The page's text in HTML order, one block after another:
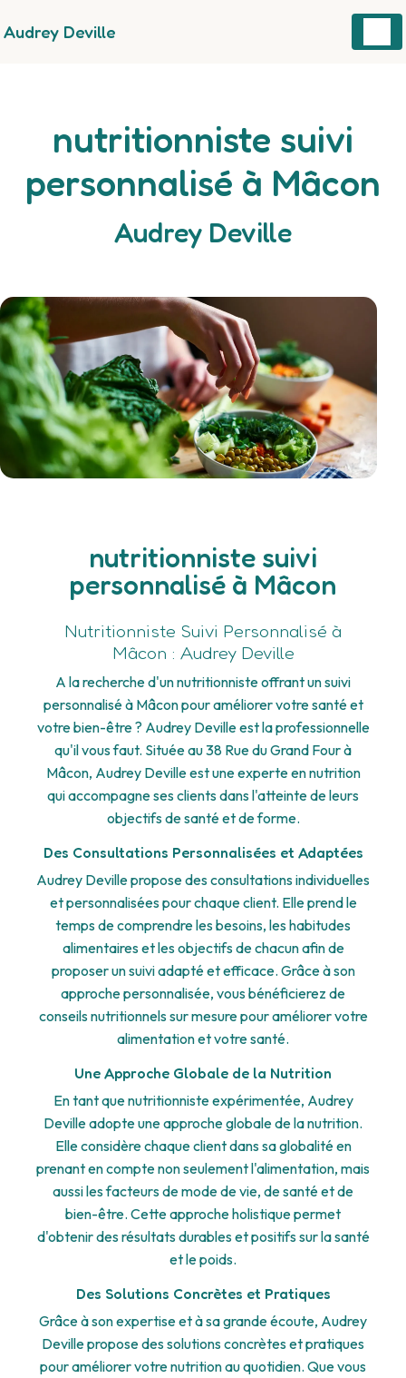
Audrey Deville
nutritionniste suivi
personnalisé à Mâcon
Audrey Deville
nutritionniste suivi
personnalisé à Mâcon
Nutritionniste Suivi Personnalisé à
Mâcon : Audrey Deville
A la recherche d'un nutritionniste offrant un suivi
personnalisé à Mâcon pour améliorer votre santé et
votre bien-être ? Audrey Deville est la professionnelle
qu'il vous faut. Située au 38 Rue du Grand Four à
Mâcon, Audrey Deville est une experte en nutrition
qui accompagne ses clients dans l'atteinte de leurs
objectifs de santé et de forme.
Des Consultations Personnalisées et Adaptées
Audrey Deville propose des consultations individuelles
et personnalisées pour chaque client. Elle prend le
temps de comprendre les besoins, les habitudes
alimentaires et les objectifs de chacun afin de
proposer un suivi adapté et efficace. Grâce à son
approche personnalisée, vous bénéficierez de
conseils nutritionnels sur mesure pour améliorer votre
alimentation et votre santé.
Une Approche Globale de la Nutrition
En tant que nutritionniste expérimentée, Audrey
Deville adopte une approche globale de la nutrition.
Elle considère chaque client dans sa globalité en
prenant en compte non seulement l'alimentation, mais
aussi les facteurs de mode de vie, de santé et de
bien-être. Cette approche holistique permet
d'obtenir des résultats durables et positifs sur la santé
et le poids.
Des Solutions Concrètes et Pratiques
Grâce à son expertise et à sa grande écoute, Audrey
Deville propose des solutions concrètes et pratiques
pour améliorer votre nutrition au quotidien. Que vous